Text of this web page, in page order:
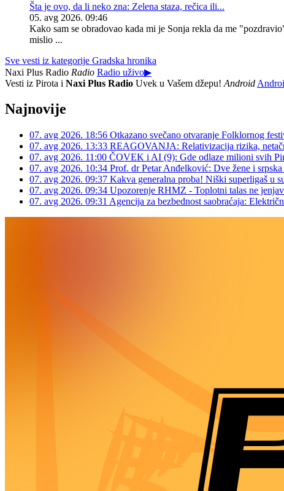
Šta je ovo, da li neko zna: Zelena staza, rečica ili...
05. avg 2026. 09:46
Kako sam se obradovao kada mi je Sonja rekla da me
mislio ...
Sve vesti iz kategorije Gradska hronika
Naxi Plus Radio Radio Radio uživo▶
Vesti iz Pirota i Naxi Plus Radio Uvek u Vašem džepu! Android
Najnovije
07. avg 2026. 18:56 Otkazano svečano otvaranje Folklornog
07. avg 2026. 13:33 REAGOVANJA: Relativizacija rizika,
07. avg 2026. 11:00 ČOVEK i AI (9): Gde odlaze milioni svih
07. avg 2026. 10:34 Prof. dr Petar Anđelković: Dve žene i
07. avg 2026. 09:37 Kakva generalna proba! Niški superligaš u
07. avg 2026. 09:34 Upozorenje RHMZ - Toplotni talas ne
07. avg 2026. 09:31 Agencija za bezbednost saobraćaja: